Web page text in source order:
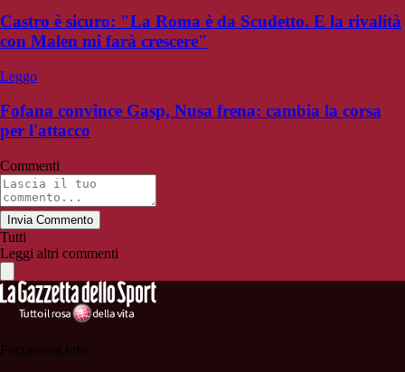
Castro è sicuro: "La Roma è da Scudetto. E la rivalità
con Malen mi farà crescere"
Leggo
Fofana convince Gasp, Nusa frena: cambia la corsa
per l'attacco
Commenti
Invia Commento
Tutti
Leggi altri commenti
Forzaroma.info